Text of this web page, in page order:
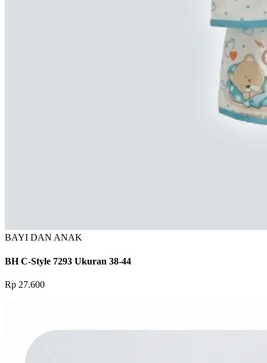
BAYI DAN ANAK
BH C-Style 7293 Ukuran 38-44
Rp 27.600